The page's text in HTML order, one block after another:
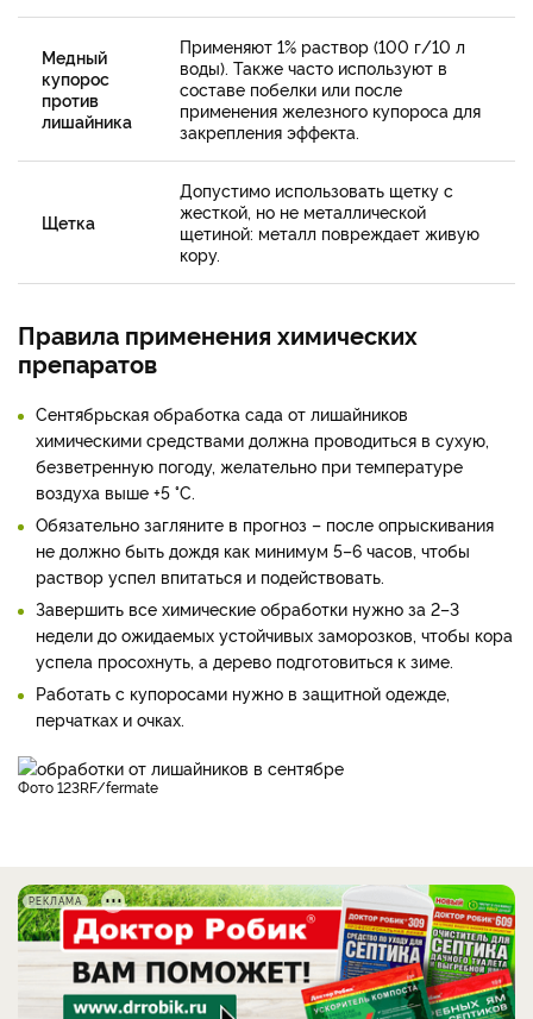
Медный
купорос
против
лишайника
Применяют 1% раствор (100 г/10 л
воды). Также часто используют в
составе побелки или после
применения железного купороса для
закрепления эффекта.
Щетка
Допустимо использовать щетку с
жесткой, но не металлической
щетиной: металл повреждает живую
кору.
Правила применения химических
препаратов
Сентябрьская обработка сада от лишайников
химическими средствами должна проводиться в сухую,
безветренную погоду, желательно при температуре
воздуха выше +5 °C.
Обязательно загляните в прогноз – после опрыскивания
не должно быть дождя как минимум 5–6 часов, чтобы
раствор успел впитаться и подействовать.
Завершить все химические обработки нужно за 2–3
недели до ожидаемых устойчивых заморозков, чтобы кора
успела просохнуть, а дерево подготовиться к зиме.
Работать с купоросами нужно в защитной одежде,
перчатках и очках.
фото 123RF/fermate
РЕКЛАМА